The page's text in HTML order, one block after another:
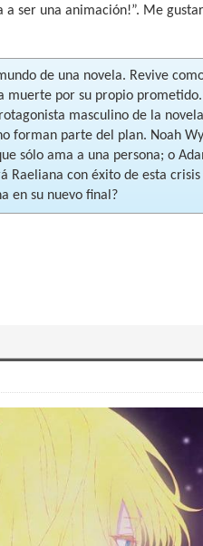
ser una animación!”. Me
de una novela. Revive
muerte por su propio
masculino de la
forman parte del plan. Noah
sólo ama a una persona; o
Raeliana con éxito de esta
en su nuevo final?